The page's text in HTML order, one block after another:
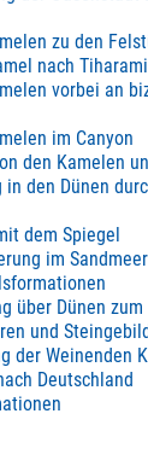
zu den
nach
vorbei an
im Canyon
den Kamelen
in den Dünen
dem Spiegel
im
über Dünen
und
der Weinenden
Deutschland